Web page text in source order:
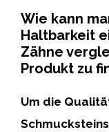
Wie kann
Haltbarkeit
Zähne
Produkt zu
Um die